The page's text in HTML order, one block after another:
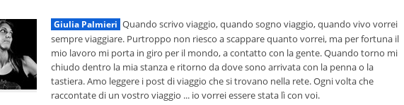
Giulia Palmieri Quando scrivo viaggio, quando sogno viaggio, quando vivo vorrei
sempre viaggiare. Purtroppo non riesco a scappare quanto vorrei, ma per fortuna il
mio lavoro mi porta in giro per il mondo, a contatto con la gente. Quando torno mi
chiudo dentro la mia stanza e ritorno da dove sono arrivata con la penna o la
tastiera. Amo leggere i post di viaggio che si trovano nella rete. Ogni volta che
raccontate di un vostro viaggio ... io vorrei essere stata lì con voi.